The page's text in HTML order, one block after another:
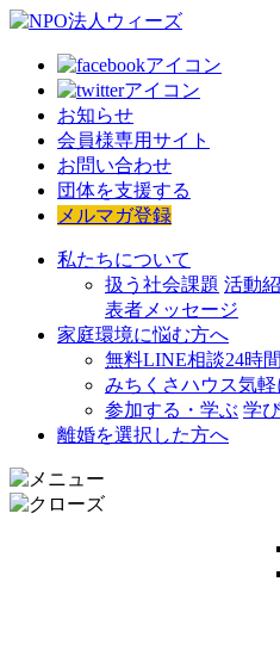
お知らせ
会員様専用サイト
お問い合わせ
団体を支援する
メルマガ登録
私たちについて
扱う社会課題 活動
表者メッセージ
家庭環境に悩む方へ
無料LINE相談24時
みちくさハウス気
参加する・学ぶ 学
離婚を選択した方へ